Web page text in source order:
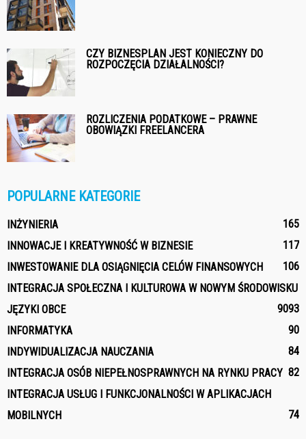
CZY BIZNESPLAN JEST KONIECZNY DO
ROZPOCZĘCIA DZIAŁALNOŚCI?
ROZLICZENIA PODATKOWE – PRAWNE
OBOWIĄZKI FREELANCERA
POPULARNE KATEGORIE
INŻYNIERIA
165
INNOWACJE I KREATYWNOŚĆ W BIZNESIE
117
INWESTOWANIE DLA OSIĄGNIĘCIA CELÓW FINANSOWYCH
106
INTEGRACJA SPOŁECZNA I KULTUROWA W NOWYM ŚRODOWISKU
93
JĘZYKI OBCE
90
INFORMATYKA
90
INDYWIDUALIZACJA NAUCZANIA
84
INTEGRACJA OSÓB NIEPEŁNOSPRAWNYCH NA RYNKU PRACY 82
INTEGRACJA USŁUG I FUNKCJONALNOŚCI W APLIKACJACH
MOBILNYCH
74